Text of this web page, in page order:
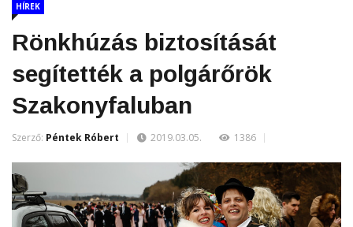
HÍREK
Rönkhúzás biztosítását
segítették a polgárőrök
Szakonyfaluban
Szerző: Péntek Róbert 2019.03.05. 1386